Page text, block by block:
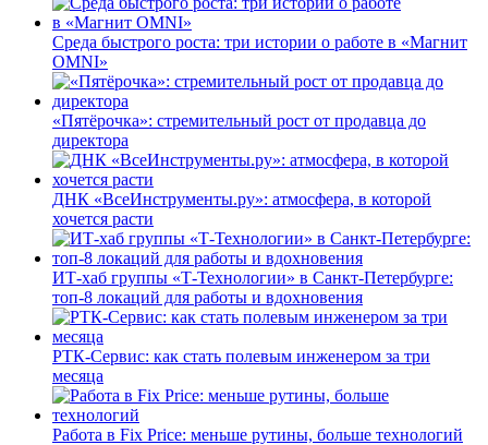
Среда быстрого роста: три истории о работе в «Магнит
OMNI»
«Пятёрочка»: стремительный рост от продавца до
директора
ДНК «ВсеИнструменты.ру»: атмосфера, в которой
хочется расти
ИТ-хаб группы «Т-Технологии» в Санкт-Петербурге:
топ-8 локаций для работы и вдохновения
РТК-Сервис: как стать полевым инженером за три
месяца
Работа в Fix Price: меньше рутины, больше технологий